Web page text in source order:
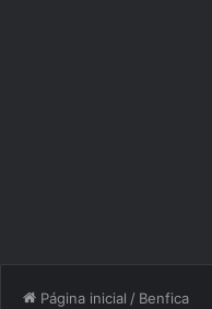
Página inicial / Benfica